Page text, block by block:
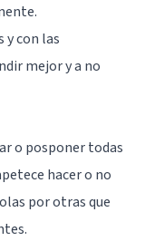
y con las
mejor y a no
o posponer todas
hacer o no
por otras que